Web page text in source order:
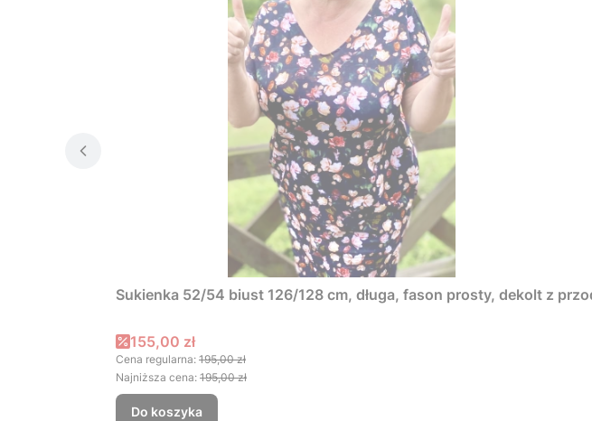
Sukienka 52/54 biust 126/128 cm, długa, fason prosty, dekolt z
Cena promocyjna
155,00 zł
Cena regularna: 195,00 zł
Najniższa cena: 195,00 zł
Do koszyka